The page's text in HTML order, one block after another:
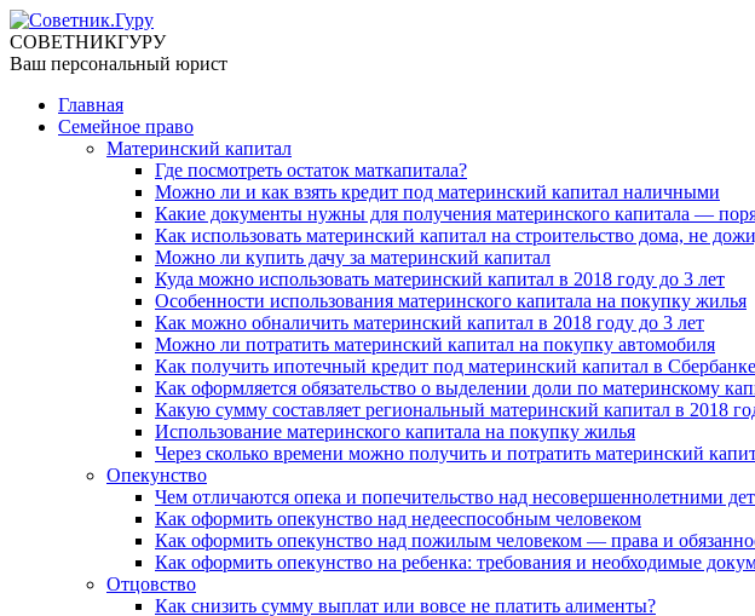
СОВЕТНИКГУРУ
Ваш персональный юрист
Главная
Семейное право
Материнский капитал
Где посмотреть остаток маткапитала?
Можно ли и как взять кредит под материнский капитал наличными
Какие документы нужны для получения материнского капитала —
Как использовать материнский капитал на строительство дома, не
Можно ли купить дачу за материнский капитал
Куда можно использовать материнский капитал в 2018 году до 3 лет
Особенности использования материнского капитала на покупку жилья
Как можно обналичить материнский капитал в 2018 году до 3 лет
Можно ли потратить материнский капитал на покупку автомобиля
Как получить ипотечный кредит под материнский капитал в Сбербанке
Как оформляется обязательство о выделении доли по материнскому
Какую сумму составляет региональный материнский капитал в 2018
Использование материнского капитала на покупку жилья
Через сколько времени можно получить и потратить материнский
Опекунство
Чем отличаются опека и попечительство над несовершеннолетними
Как оформить опекунство над недееспособным человеком
Как оформить опекунство над пожилым человеком — права и
Как оформить опекунство на ребенка: требования и необходимые
Отцовство
Как снизить сумму выплат или вовсе не платить алименты?